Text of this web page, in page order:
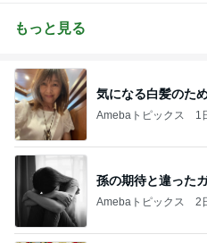
もっと見る
気になる白髪のた
Amebaトピックス 1
孫の期待と違った
Amebaトピックス 2